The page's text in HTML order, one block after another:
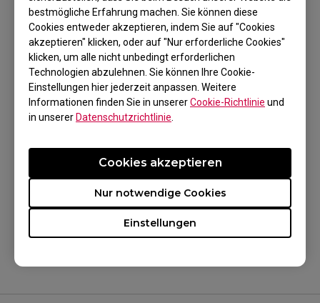
bestmögliche Erfahrung machen. Sie können diese
Cookies entweder akzeptieren, indem Sie auf "Cookies
akzeptieren" klicken, oder auf "Nur erforderliche Cookies"
klicken, um alle nicht unbedingt erforderlichen
Technologien abzulehnen. Sie können Ihre Cookie-
Einstellungen hier jederzeit anpassen. Weitere
Informationen finden Sie in unsererCookie-Richtlinie und
in unsererDatenschutzrichtlinie
Einstellungen
Nur notwendige Cookies
Cookies akzeptieren
XL2411K (24"), XL2411P (24"), XL2430 (24"),
XL2536 (24,5"), XL2540 (24,5"), XL2540K (24,5"),
XL2546 (24,5"), XL2546K (24,5"), XL2546S (24,5"),
XL2566K (24.5"), XL2720 (27"), XL2731 (27"),
XL2740 (27"), XL2746S (27")
War es hilfreich?
Ja Nein